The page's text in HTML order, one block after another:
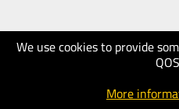
We use cookies to provide
More